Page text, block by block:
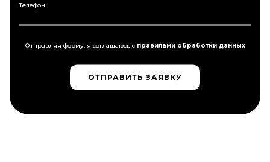
Телефон
Отправляя форму, я соглашаюсь c правилами обработки данных
ОТПРАВИТЬ ЗАЯВКУ
ОТПРАВИТЬ ЗАЯВКУ